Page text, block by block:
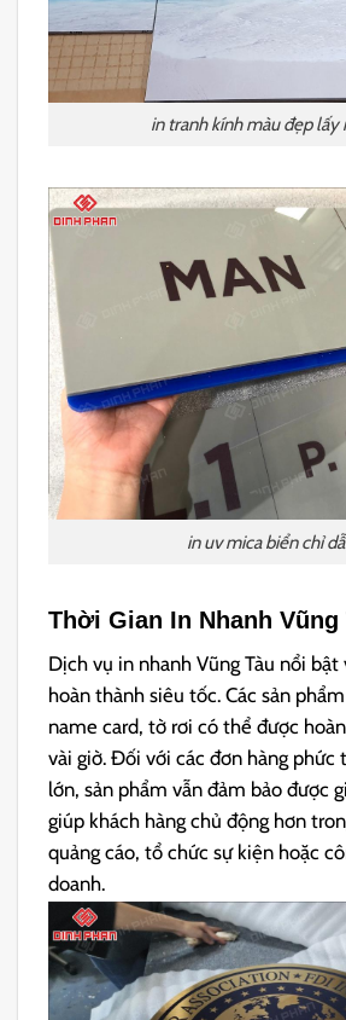
in tranh kính màu đẹp lấy
in uv mica biển chỉ
Thời Gian In Nhanh Vũng
Dịch vụ in nhanh Vũng Tàu nổi
hoàn thành siêu tốc. Các sản
name card, tờ rơi có thể được
vài giờ. Đối với các đơn hàng phức
lớn, sản phẩm vẫn đảm bảo được
giúp khách hàng chủ động hơn
quảng cáo, tổ chức sự kiện hoặc
doanh.